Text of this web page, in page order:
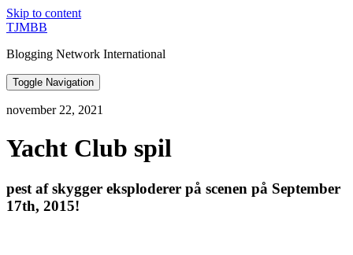
Skip to content
TJMBB
Blogging Network International
Toggle Navigation
november 22, 2021
Yacht Club spil
pest af skygger eksploderer på scenen på September
17th, 2015!